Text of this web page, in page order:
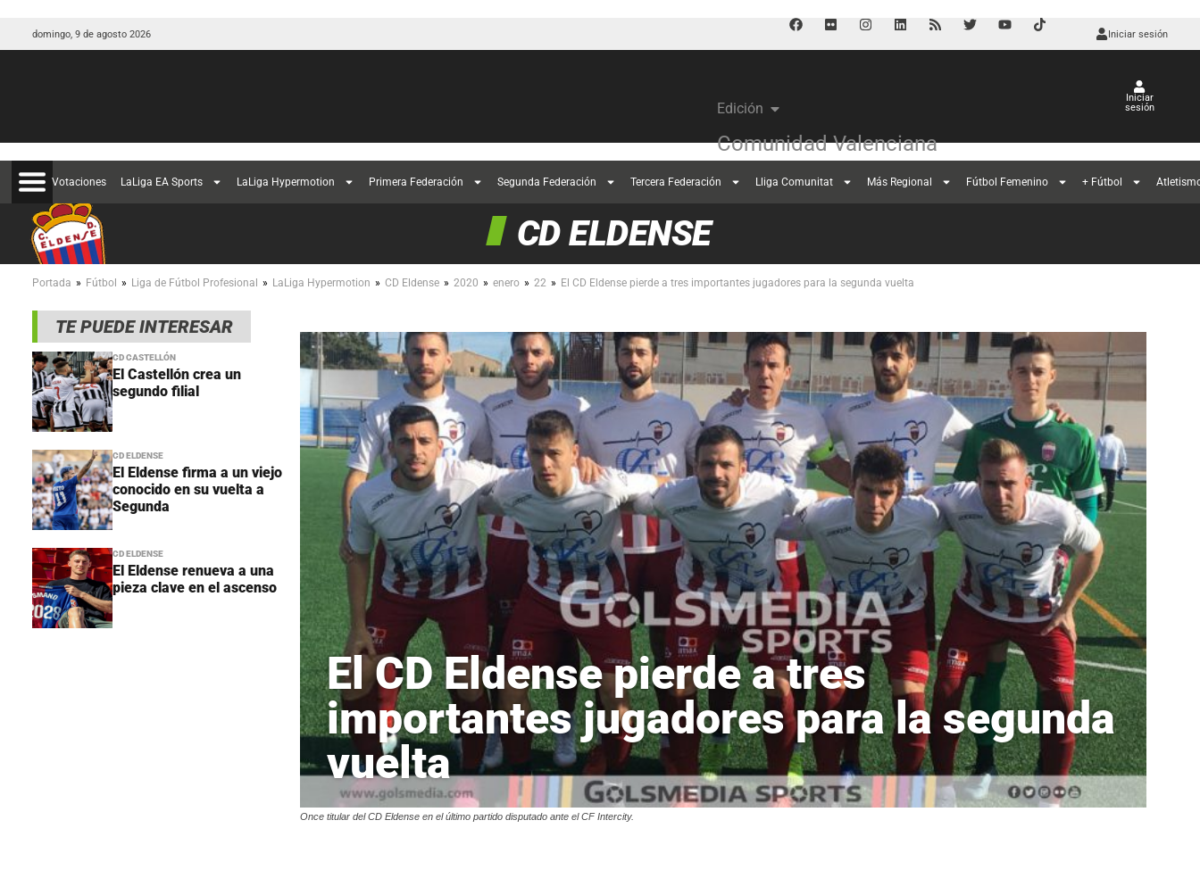
domingo, 9 de agosto 2026 Iniciar sesión
Edición
Comunidad Valenciana
Iniciar
sesión
Votaciones LaLiga EA Sports LaLiga Hypermotion Primera Federación Segunda Federación Tercera Federación Lliga Comunitat Más Regional Fútbol Femenino + Fútbol
CD ELDENSE
Portada » Fútbol » Liga de Fútbol Profesional » LaLiga Hypermotion » CD Eldense » 2020 » enero » 22 » El CD Eldense pierde a tres importantes jugadores para la segunda vuelta
TE PUEDE INTERESAR
CD CASTELLÓN
El Castellón crea un
segundo filial
CD ELDENSE
El Eldense firma a un viejo
conocido en su vuelta a
Segunda
CD ELDENSE
El Eldense renueva a una
pieza clave en el ascenso
El CD Eldense pierde a tres
importantes jugadores para la segunda
vuelta
Once titular del CD Eldense en el último partido disputado ante el CF Intercity.